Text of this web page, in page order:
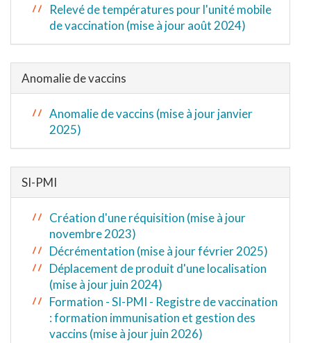
Relevé de températures pour l'unité mobile
de vaccination (mise à jour août 2024)
Anomalie de vaccins
Anomalie de vaccins (mise à jour janvier
2025)
SI-PMI
Création d'une réquisition (mise à jour
novembre 2023)
Décrémentation (mise à jour février 2025)
Déplacement de produit d'une localisation
(mise à jour juin 2024)
Formation - SI-PMI - Registre de vaccination
: formation immunisation et gestion des
vaccins (mise à jour juin 2026)